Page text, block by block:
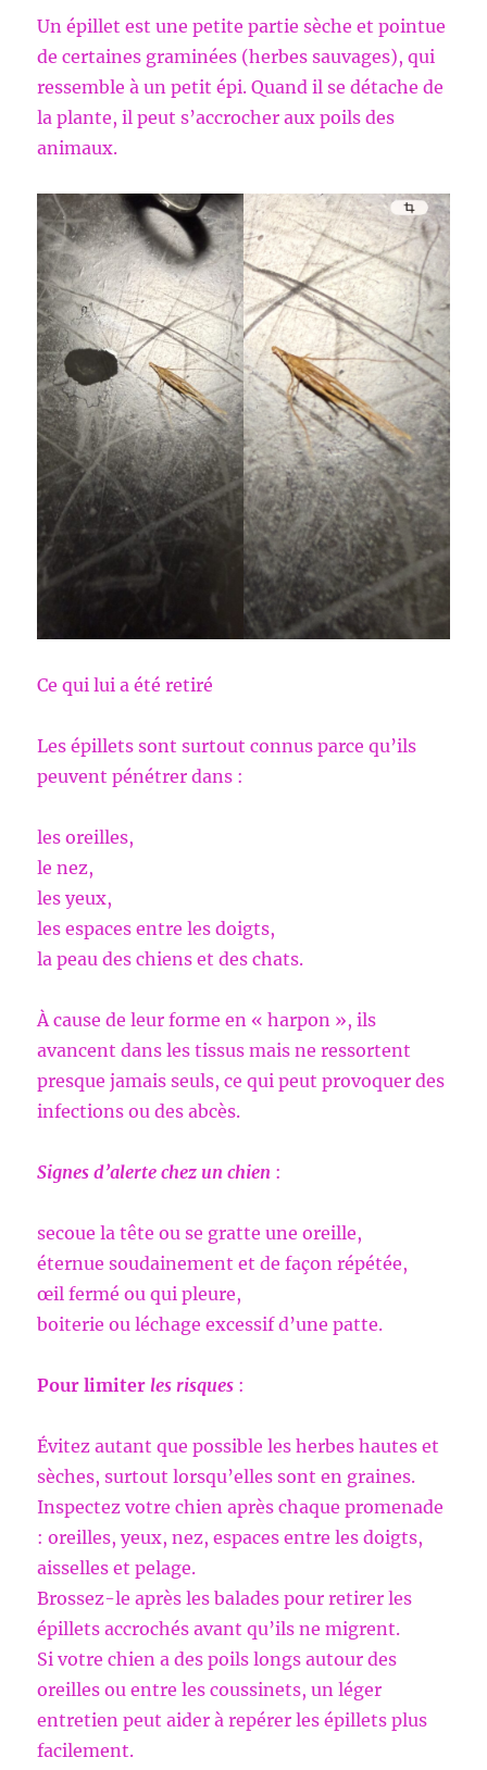
Un épillet est une petite partie sèche et pointue
de certaines graminées (herbes sauvages), qui
ressemble à un petit épi. Quand il se détache de
la plante, il peut s’accrocher aux poils des
animaux.
Ce qui lui a été retiré
Les épillets sont surtout connus parce qu’ils
peuvent pénétrer dans :
les oreilles,
le nez,
les yeux,
les espaces entre les doigts,
la peau des chiens et des chats.
À cause de leur forme en « harpon », ils
avancent dans les tissus mais ne ressortent
presque jamais seuls, ce qui peut provoquer des
infections ou des abcès.
Signes d’alerte chez un chien :
secoue la tête ou se gratte une oreille,
éternue soudainement et de façon répétée,
œil fermé ou qui pleure,
boiterie ou léchage excessif d’une patte.
Pour limiter les risques :
Évitez autant que possible les herbes hautes et
sèches, surtout lorsqu’elles sont en graines.
Inspectez votre chien après chaque promenade
: oreilles, yeux, nez, espaces entre les doigts,
aisselles et pelage.
Brossez-le après les balades pour retirer les
épillets accrochés avant qu’ils ne migrent.
Si votre chien a des poils longs autour des
oreilles ou entre les coussinets, un léger
entretien peut aider à repérer les épillets plus
facilement.